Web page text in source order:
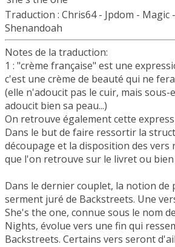
Traduction : Chris64 - Jpdom - Magic
Shenandoah
Notes de la traduction:
1 : "crème française" est une
c'est une crème de beauté qui ne
(elle n'adoucit pas le cuir, mais sous-
adoucit bien sa peau...)
On retrouve également cette
Dans le but de faire ressortir la
découpage et la disposition des vers
que l'on retrouve sur le livret ou
Dans le dernier couplet, la notion de
serment juré de Backstreets. Une
She's the one, connue sous le nom
Nights, évolue vers une fin qui
Backstreets. Certains vers seront